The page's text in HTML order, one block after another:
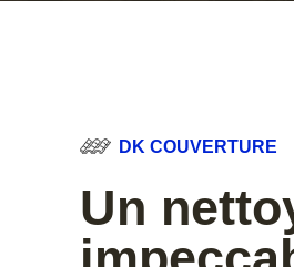
DK COUVERTURE
Un